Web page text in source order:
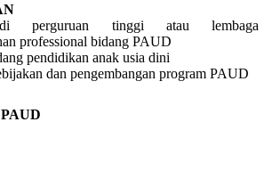
perguruan tinggi atau lembaga
professional bidang PAUD
pendidikan anak usia dini
dan pengembangan program PAUD